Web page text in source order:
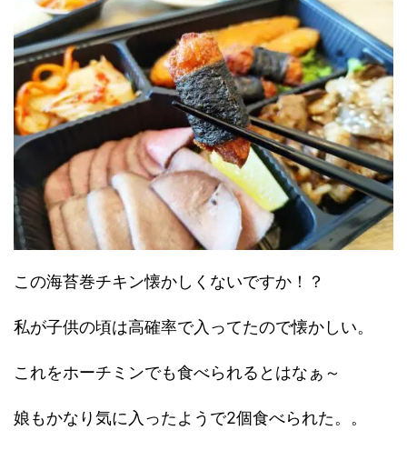
この海苔巻チキン懐かしくないですか！？
私が子供の頃は高確率で入ってたので懐かしい。
これをホーチミンでも食べられるとはなぁ～
娘もかなり気に入ったようで2個食べられた。。